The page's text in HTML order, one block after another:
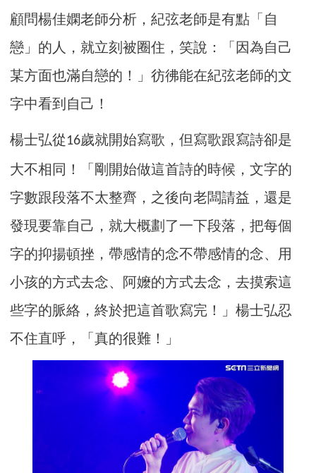
顧問楊佳嫻老師分析，紀弦老師是有點「自
戀」的人，就立刻被圈住，笑說：「因為自己
某方面也滿自戀的！」彷彿能在紀弦老師的文
字中看到自己！
楊士弘從 16歲就開始寫歌，但寫歌跟寫詩卻是
大不相同！「剛開始做這首詩的時候，文字的
字數跟段落不太整齊，之後向老闆請益，還是
發現要靠自己，就大概劃了一下段落，把每個
字的抑揚頓挫，帶感情的念不帶感情的念、用
小孩的方式去念、阿嬤的方式去念，去摸索這
些字的脈絡，終於把這首歌寫完！」楊士弘忍
不住直呼，「真的很難！」